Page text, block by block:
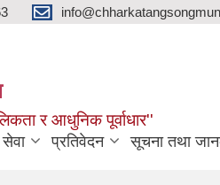
र आधुनिक पूर्वाधार''
प्रतिवेदन सूचना तथा